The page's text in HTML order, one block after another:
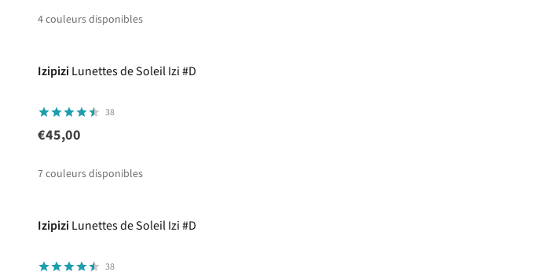
4couleurs disponibles
IzipiziLunettes de Soleil Izi #D
38
€45,00
7couleurs disponibles
IzipiziLunettes de Soleil Izi #D
38